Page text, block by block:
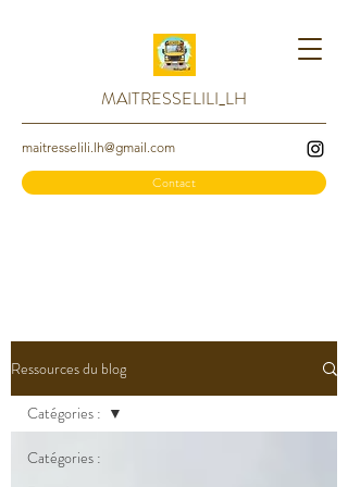
MAITRESSELILI_LH
maitresselili.lh@gmail.com
Contact
Ressources du blog
Catégories :
Catégories :